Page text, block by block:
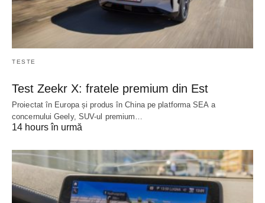
TESTE
Test Zeekr X: fratele premium din Est
Proiectat în Europa și produs în China pe platforma SEA a
concernului Geely, SUV-ul premium…
14 hours în urmă